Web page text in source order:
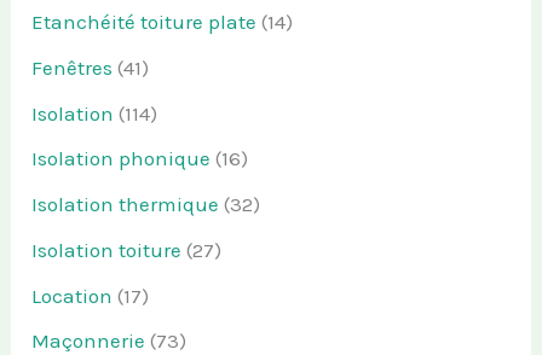
Etanchéité toiture plate (14)
Fenêtres (41)
Isolation (114)
Isolation phonique (16)
Isolation thermique (32)
Isolation toiture (27)
Location (17)
Maçonnerie (73)